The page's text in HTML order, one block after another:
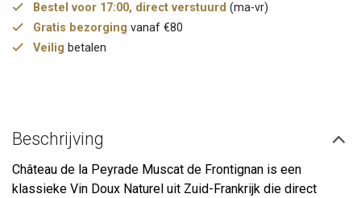
Bestel voor 17:00, direct verstuurd (ma-vr)
Gratis bezorging vanaf €80
Veilig betalen
Beschrijving
Château de la Peyrade Muscat de Frontignan is een
klassieke Vin Doux Naturel uit Zuid-Frankrijk die direct